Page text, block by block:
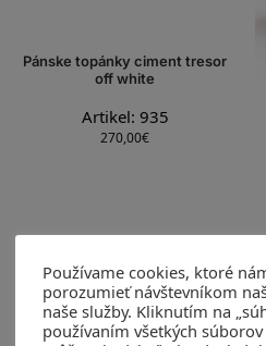
Pánske topánky ciment tresor
off white
Artikel: 935
270,00€
Výber možností
Používame cookies, ktoré
porozumieť návštevníkom
naše služby. Kliknutím na
používaním všetkých